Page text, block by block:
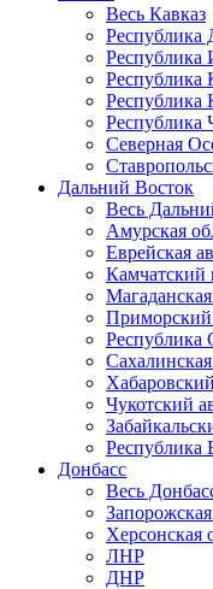
Весь Кавказ
Республика
Республика
Республика
Республика
Республика
Северная
Дальний Восток
Весь
Амурская
Еврейская
Камчатский
Приморский
Республика
Чукотский
Республика
Донбасс
Весь
Херсонская
ЛНР
ДНР